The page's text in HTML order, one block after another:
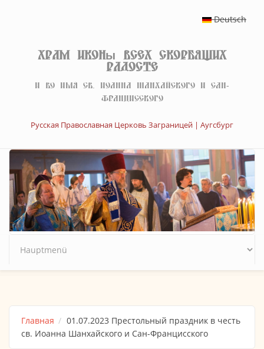
Deutsch
Храм иконы Всех скорбящих
Радосте
И во имя св. Иоанна Шанхайского и Сан-
Францисского
Русская Православная Церковь Заграницей | Аугсбург
Главная
01.07.2023 Престольный праздник в честь
св. Иоанна Шанхайского и Сан-Францисского